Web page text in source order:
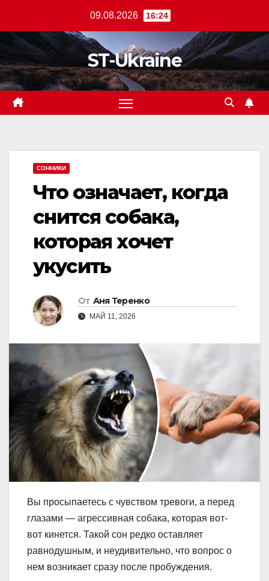
содержанию
09.08.2026 16:24
ST-Ukraine
СОННИКИ
Что означает, когда
снится собака,
которая хочет
укусить
От Аня Теренко
МАЙ 11, 2026
Вы просыпаетесь с чувством тревоги, а перед
глазами — агрессивная собака, которая вот-
вот кинется. Такой сон редко оставляет
равнодушным, и неудивительно, что вопрос о
нем возникает сразу после пробуждения.